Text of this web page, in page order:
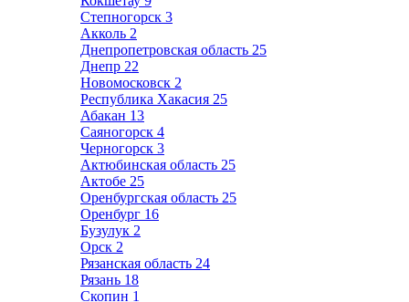
Степногорск 3
Акколь 2
Днепропетровская область 25
Днепр 22
Новомосковск 2
Республика Хакасия 25
Абакан 13
Саяногорск 4
Черногорск 3
Актюбинская область 25
Актобе 25
Оренбургская область 25
Оренбург 16
Бузулук 2
Орск 2
Рязанская область 24
Рязань 18
Скопин 1